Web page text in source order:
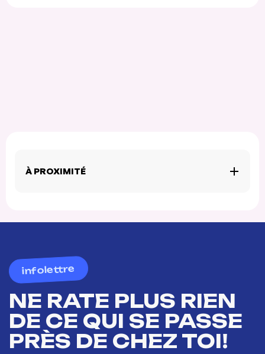
À PROXIMITÉ
infolettre
NE RATE PLUS RIEN
DE CE QUI SE PASSE
PRÈS DE CHEZ TOI!